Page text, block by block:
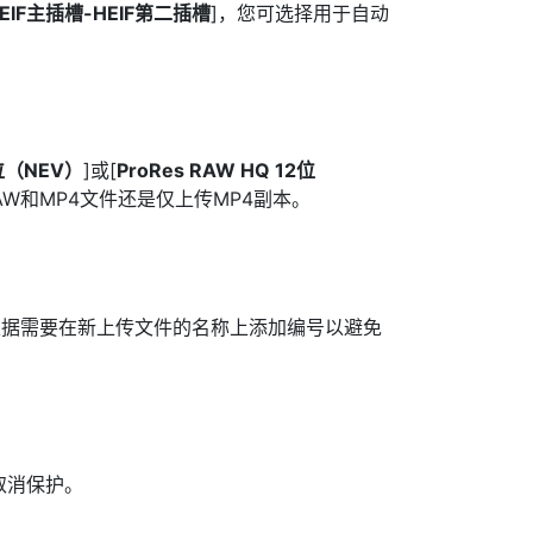
主插槽-HEIF第二插槽]，您可选择用于自动
NEV） ]或[ProRes RAW HQ 12位
和MP4文件还是仅上传MP4副本。
需要在新上传文件的名称上添加编号以避免
保护。